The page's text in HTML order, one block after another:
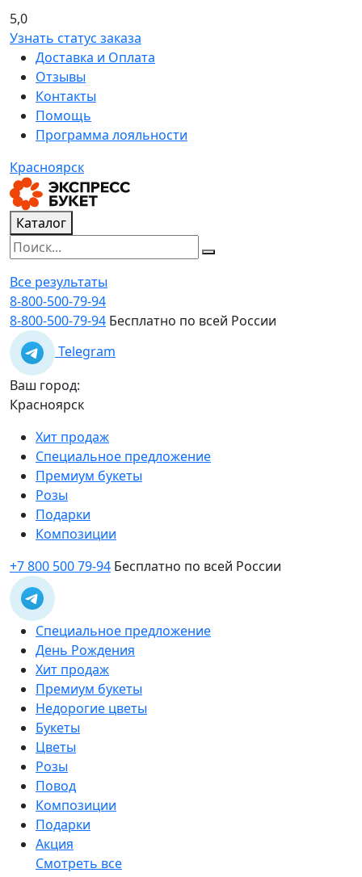
5,0
Узнать статус заказа
Доставка и Оплата
Отзывы
Контакты
Помощь
Программа лояльности
Красноярск
Каталог
Все результаты
8-800-500-79-94
8-800-500-79-94 Бесплатно по всей России
Telegram
Ваш город:
Красноярск
Хит продаж
Специальное предложение
Премиум букеты
Розы
Подарки
Композиции
+7 800 500 79-94 Бесплатно по всей России
Специальное предложение
День Рождения
Хит продаж
Премиум букеты
Недорогие цветы
Букеты
Цветы
Розы
Повод
Композиции
Подарки
Акция
Смотреть все